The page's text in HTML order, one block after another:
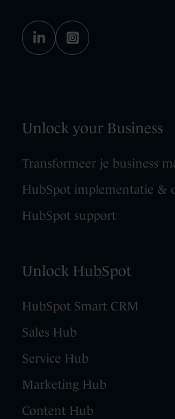
Unlock your Business
Transformeer je business
HubSpot implementatie &
HubSpot support
Unlock HubSpot
HubSpot Smart CRM
Sales Hub
Service Hub
Marketing Hub
Content Hub